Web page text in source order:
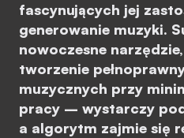
fascynujących jej
generowanie muzyki.
nowoczesne
tworzenie
muzycznych przy
pracy – wystarczy
a algorytm zajmie się